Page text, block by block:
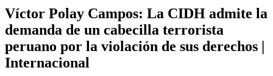
Víctor Polay Campos: La CIDH admite la
demanda de un cabecilla terrorista
peruano por la violación de sus derechos |
Internacional